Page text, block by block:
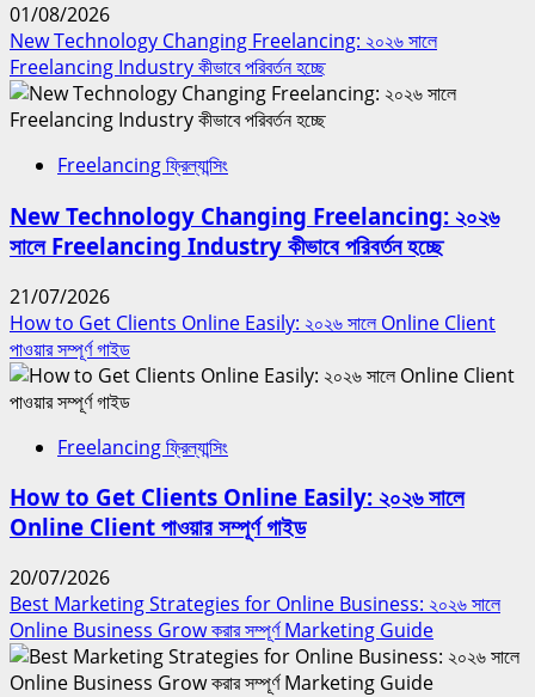
01/08/2026
New Technology Changing Freelancing: ২০২৬ সালে
Freelancing Industry কীভাবে পরিবর্তন হচ্ছে
Freelancing ফ্রিল্যান্সিং
New Technology Changing Freelancing: ২০২৬
সালে Freelancing Industry কীভাবে পরিবর্তন হচ্ছে
21/07/2026
How to Get Clients Online Easily: ২০২৬ সালে Online Client
পাওয়ার সম্পূর্ণ গাইড
Freelancing ফ্রিল্যান্সিং
How to Get Clients Online Easily: ২০২৬ সালে
Online Client পাওয়ার সম্পূর্ণ গাইড
20/07/2026
Best Marketing Strategies for Online Business: ২০২৬ সালে
Online Business Grow করার সম্পূর্ণ Marketing Guide